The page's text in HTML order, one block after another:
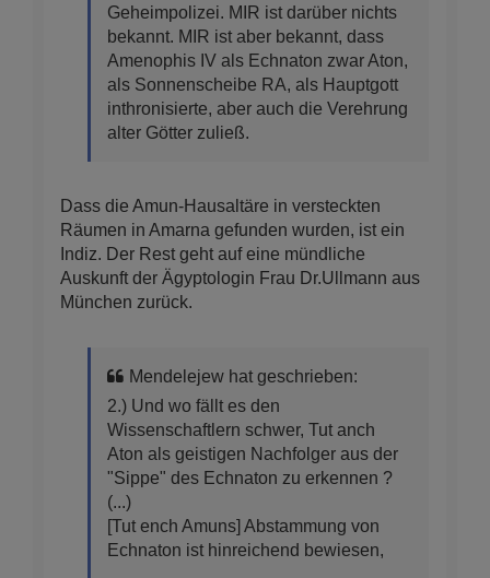
Geheimpolizei. MIR ist darüber nichts
bekannt. MIR ist aber bekannt, dass
Amenophis IV als Echnaton zwar Aton,
als Sonnenscheibe RA, als Hauptgott
inthronisierte, aber auch die Verehrung
alter Götter zuließ.
Dass die Amun-Hausaltäre in versteckten
Räumen in Amarna gefunden wurden, ist ein
Indiz. Der Rest geht auf eine mündliche
Auskunft der Ägyptologin Frau Dr.Ullmann aus
München zurück.
Mendelejew hat geschrieben:
2.) Und wo fällt es den
Wissenschaftlern schwer, Tut anch
Aton als geistigen Nachfolger aus der
"Sippe" des Echnaton zu erkennen ?
(...)
[Tut ench Amuns] Abstammung von
Echnaton ist hinreichend bewiesen,